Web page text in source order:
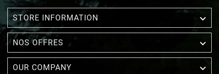
STORE INFORMATION 
NOS OFFRES 
OUR COMPANY 